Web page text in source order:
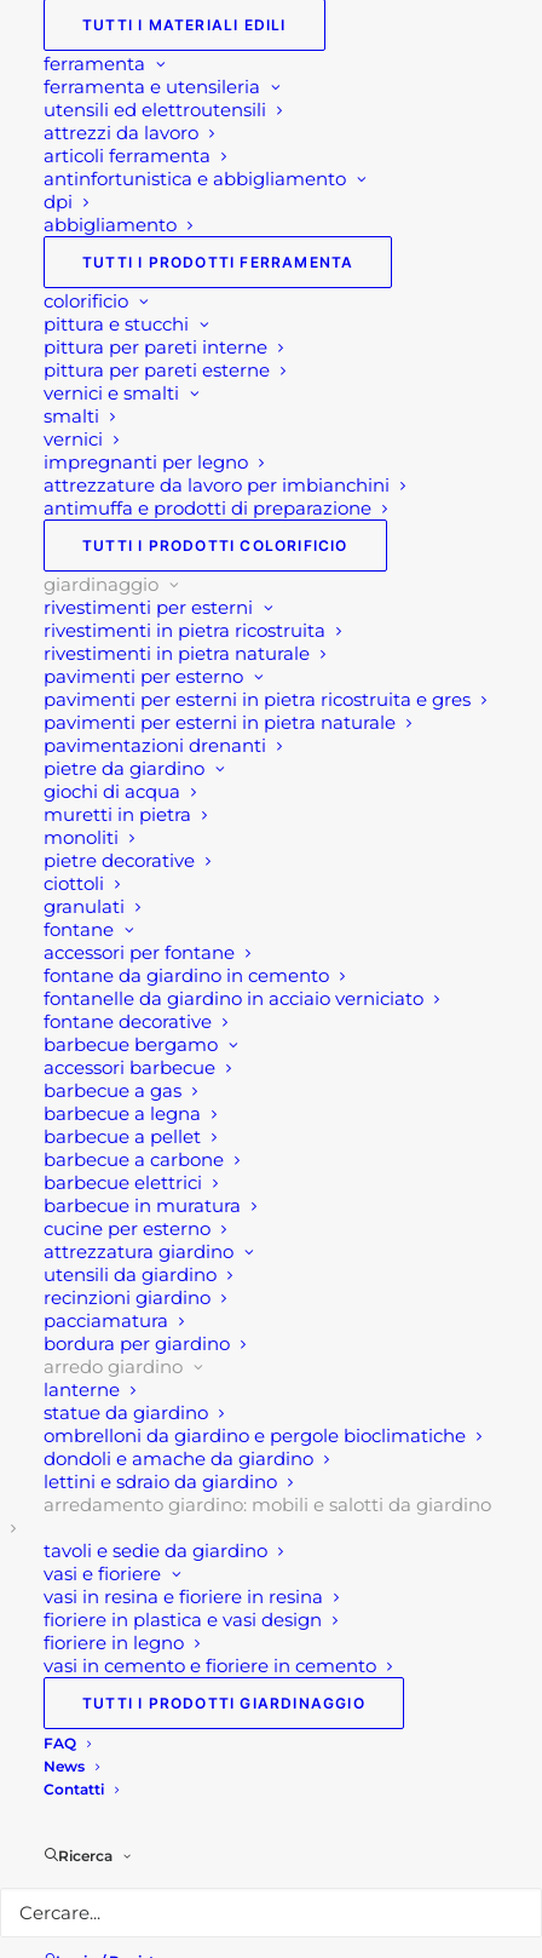
TUTTI I MATERIALI EDILI
ferramenta
ferramenta e utensileria
utensili ed elettroutensili
attrezzi da lavoro
articoli ferramenta
antinfortunistica e abbigliamento
dpi
abbigliamento
TUTTI I PRODOTTI FERRAMENTA
colorificio
pittura e stucchi
pittura per pareti interne
pittura per pareti esterne
vernici e smalti
smalti
vernici
impregnanti per legno
attrezzature da lavoro per imbianchini
antimuffa e prodotti di preparazione
TUTTI I PRODOTTI COLORIFICIO
giardinaggio
rivestimenti per esterni
rivestimenti in pietra ricostruita
rivestimenti in pietra naturale
pavimenti per esterno
pavimenti per esterni in pietra ricostruita e gres
pavimenti per esterni in pietra naturale
pavimentazioni drenanti
pietre da giardino
giochi di acqua
muretti in pietra
monoliti
pietre decorative
ciottoli
granulati
fontane
accessori per fontane
fontane da giardino in cemento
fontanelle da giardino in acciaio verniciato
fontane decorative
barbecue bergamo
accessori barbecue
barbecue a gas
barbecue a legna
barbecue a pellet
barbecue a carbone
barbecue elettrici
barbecue in muratura
cucine per esterno
attrezzatura giardino
utensili da giardino
recinzioni giardino
pacciamatura
bordura per giardino
arredo giardino
lanterne
statue da giardino
ombrelloni da giardino e pergole bioclimatiche
dondoli e amache da giardino
lettini e sdraio da giardino
arredamento giardino: mobili e salotti da giardino
tavoli e sedie da giardino
vasi e fioriere
vasi in resina e fioriere in resina
fioriere in plastica e vasi design
fioriere in legno
vasi in cemento e fioriere in cemento
TUTTI I PRODOTTI GIARDINAGGIO
FAQ
News
Contatti
Ricerca
2 disponibili
SALOTTO
IN
CORDA
GIARDINO
ALMERIA
3P
TAUPE
quantità
AGGIUNGI AL CARRELLO
AT804324-TAUP
Categorie
ARREDAMENTO GIARDINO:
MOBILI E SALOTTI DA
GIARDINO
GIARDINAGGIO
Descrizione
Salotto in corda da
giardino Almeria 3P
taupe
Il salotto in corda da giardino taupe modello
Almeria 3P è un moderno e, soprattutto di
tendenza, salotto per esterno. Questo salotto
completo è composto da un divano, due poltrone
e un tavolino d’appoggio. Si tratta di un mobilio
dalle line moderne, morbide, essenziali. In
aggiunta il rivestimento in corda, contribuisce a
renderlo un complemento d’arredo di unico nel
sue genere. E’ un complemento d’arredo dal forte
impatto estetico, dunque, ideale per qualsiasi
spazio esterno, giardini, terrazze e balconi.
Questo modello è di mobili da giardino è costituito
da un struttura in alluminio verniciato a polvere
taupe, il rivestimento in corda e cuscini in tinta
comodi e soprattutto idrorepellenti e sfoderabili.
E’ importante indicare che il salotto da giardino
possiede le seguenti dimensioni, divano 210x86x75
cm cm, poltrone 85x86x75 h cm e tavolino
100x60x30 cm. Pertanto, questo incantevole
salotto può ospitare fino a 5 persone sedute (3P).
Certamente la componente estetica è ricercata e
grazie alla corda, alla tonalità del taupe che risalta
sui cuscini grigio chiaro, che lo rende dal punto
estetico impareggiabile!
Infine, questo salotto per giardino da esterno in
da pulire, resistente agli agenti atmosferici.
Caratteristiche tecniche:
Dimensioni: Divano: cm 210x86x75 Poltrona: cm
Colore: taupe marrone talpa, cuscini grigio chiaro